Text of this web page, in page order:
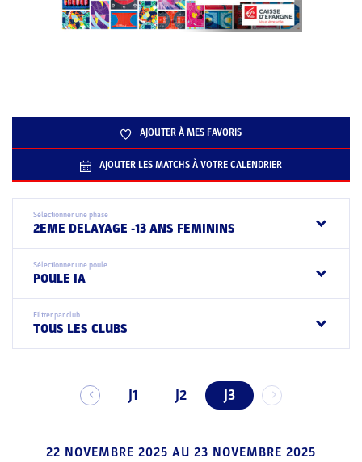
AJOUTER À MES FAVORIS
AJOUTER LES MATCHS À VOTRE CALENDRIER
Sélectionner une phase
2EME DELAYAGE -13 ANS FEMININS
Sélectionner une poule
POULE IA
Filtrer par club
TOUS LES CLUBS
J1 J2 J3
22 NOVEMBRE 2025 AU 23 NOVEMBRE 2025